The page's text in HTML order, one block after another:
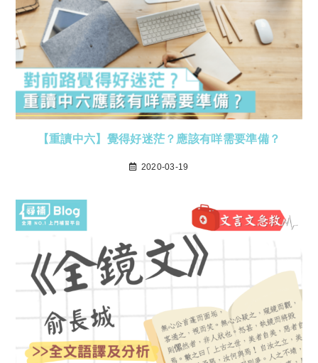
【重讀中六】覺得好迷茫？應該有咩需要準備？
2020-03-19